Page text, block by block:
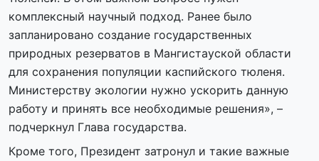
комплексный научный подход. Ранее было
запланировано создание государственных
природных резерватов в Мангистауской области
для сохранения популяции каспийского тюленя.
Министерству экологии нужно ускорить данную
работу и принять все необходимые решения», –
подчеркнул Глава государства.
Кроме того, Президент затронул и такие важные